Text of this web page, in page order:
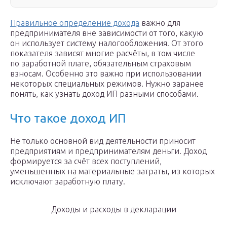
Правильное определение дохода важно для
предпринимателя вне зависимости от того, какую
он использует систему налогообложения. От этого
показателя зависят многие расчёты, в том числе
по заработной плате, обязательным страховым
взносам. Особенно это важно при использовании
некоторых специальных режимов. Нужно заранее
понять, как узнать доход ИП разными способами.
Что такое доход ИП
Не только основной вид деятельности приносит
предприятиям и предпринимателям деньги. Доход
формируется за счёт всех поступлений,
уменьшенных на материальные затраты, из которых
исключают заработную плату.
Доходы и расходы в декларации